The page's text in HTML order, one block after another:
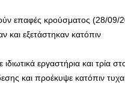
επαφές κρούσματος (28/09/
και εξετάστηκαν κατόπιν
εργαστήρια και τρία
και προέκυψε κατόπιν